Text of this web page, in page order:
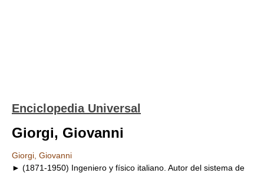
Enciclopedia Universal
Giorgi, Giovanni
Giorgi, Giovanni
► (1871-1950) Ingeniero y físico italiano. Autor del sistema de